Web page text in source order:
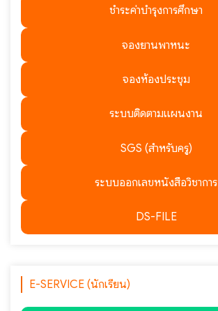
ชำระค่าบำรุงการศึกษา
จองยานพาหนะ
จองห้องประชุม
ระบบติดตามแผนงาน
SGS (สำหรับครู)
ระบบออกเลขหนังสือวิชาการ
DS-FILE
E-SERVICE (นักเรียน)